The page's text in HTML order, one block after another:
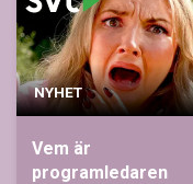
NYHET
Vem är
programledaren